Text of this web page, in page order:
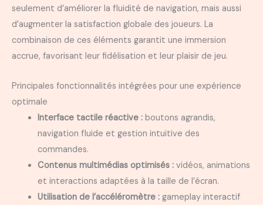
seulement d’améliorer la fluidité de navigation, mais aussi
d’augmenter la satisfaction globale des joueurs. La
combinaison de ces éléments garantit une immersion
accrue, favorisant leur fidélisation et leur plaisir de jeu.
Principales fonctionnalités intégrées pour une expérience
optimale
Interface tactile réactive :boutons agrandis,
navigation fluide et gestion intuitive des
commandes.
Contenus multimédias optimisés :vidéos, animations
et interactions adaptées à la taille de l’écran.
Utilisation de l’accéléromètre :gameplay interactif